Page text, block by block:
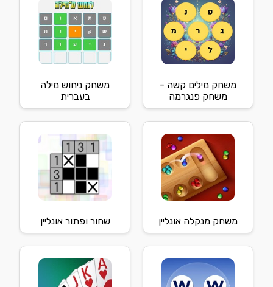
משחק מילים קשה -
משחק פנגרמה
משחק ניחוש מילה
בעברית
משחק מנקלה אונליין שחור ופתור אונליין